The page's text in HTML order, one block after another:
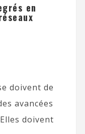
en
doivent de
avancées
doivent